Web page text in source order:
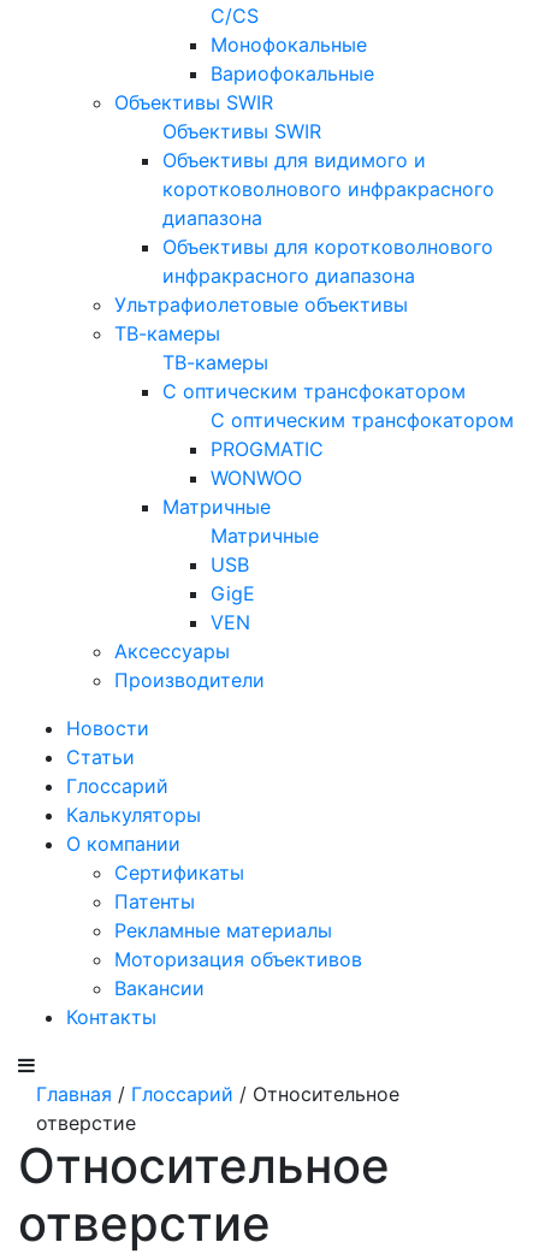
C/CS
Монофокальные
Вариофокальные
Объективы SWIR
Объективы SWIR
Объективы для видимого и
коротковолнового инфракрасного
диапазона
Объективы для коротковолнового
инфракрасного диапазона
Ультрафиолетовые объективы
ТВ-камеры
ТВ-камеры
С оптическим трансфокатором
С оптическим трансфокатором
PROGMATIC
WONWOO
Матричные
Матричные
USB
GigE
VEN
Аксессуары
Производители
Новости
Статьи
Глоссарий
Калькуляторы
О компании
Сертификаты
Патенты
Рекламные материалы
Моторизация объективов
Вакансии
Контакты
Главная / Глоссарий / Относительное
отверстие
Относительное
отверстие